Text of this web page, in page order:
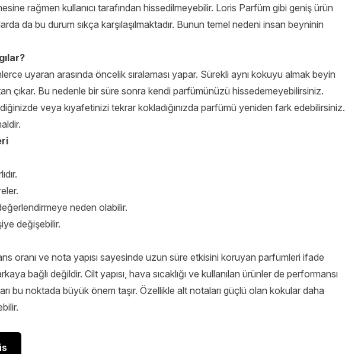
rağmen kullanıcı tarafından hissedilmeyebilir. Loris Parfüm gibi geniş ürün
da bu durum sıkça karşılaşılmaktadır. Bunun temel nedeni insan beyninin
uyaran arasında öncelik sıralaması yapar. Sürekli aynı kokuyu almak beyin
çıkar. Bu nedenle bir süre sonra kendi parfümünüzü hissedemeyebilirsiniz.
veya kıyafetinizi tekrar kokladığınızda parfümü yeniden fark edebilirsiniz.
değerlendirmeye neden olabilir.
değişebilir.
oranı ve nota yapısı sayesinde uzun süre etkisini koruyan parfümleri ifade
bağlı değildir. Cilt yapısı, hava sıcaklığı ve kullanılan ürünler de performansı
bu noktada büyük önem taşır. Özellikle alt notaları güçlü olan kokular daha